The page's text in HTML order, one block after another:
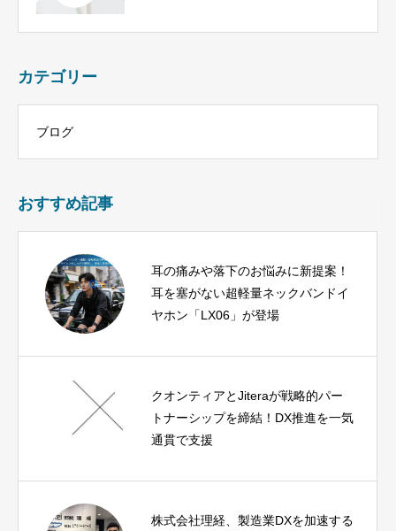
カテゴリー
ブログ
おすすめ記事
耳の痛みや落下のお悩みに新提案！
耳を塞がない超軽量ネックバンドイ
ヤホン「LX06」が登場
クオンティアとJiteraが戦略的パー
トナーシップを締結！DX推進を一気
通貫で支援
株式会社理経、製造業DXを加速する